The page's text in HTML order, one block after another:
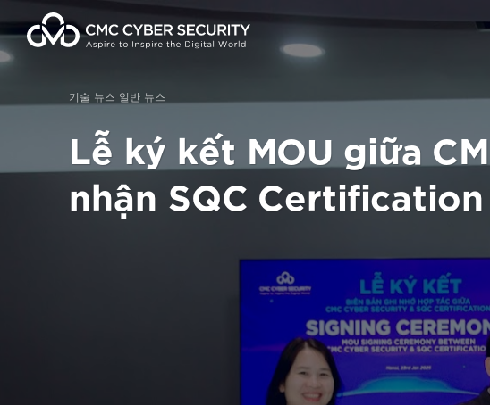
츠
기술 뉴스 일반 뉴스
Lễ ký kết MOU giữa
nhận SQC Certification